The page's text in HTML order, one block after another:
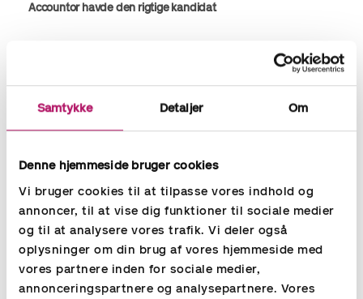
Samtykke Detaljer Om
Denne hjemmeside bruger cookies
Vi bruger cookies til at tilpasse vores indhold og
annoncer, til at vise dig funktioner til sociale medier
og til at analysere vores trafik. Vi deler også
oplysninger om din brug af vores hjemmeside med
vores partnere inden for sociale medier,
annonceringspartnere og analysepartnere. Vores
Accountor havde den rigtige kandidat
og har et akut behov for bemanding i økonomifunktionen.
Del